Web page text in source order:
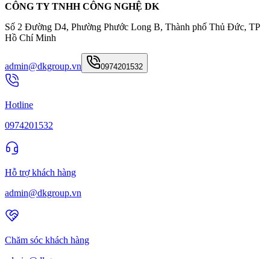
CÔNG TY TNHH CÔNG NGHỆ DK
Số 2 Đường D4, Phường Phước Long B, Thành phố Thủ Đức, TP
Hồ Chí Minh
admin@dkgroup.vn 0974201532
Hotline
0974201532
Hỗ trợ khách hàng
admin@dkgroup.vn
Chăm sóc khách hàng